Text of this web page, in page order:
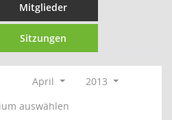
Mitglieder
Sitzungen
April
2013
auswählen